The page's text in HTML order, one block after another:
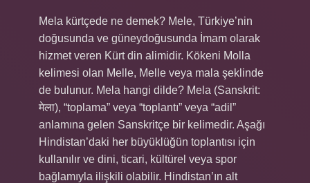
Mela kürtçede ne demek? Mele, Türkiye’nin
doğusunda ve güneydoğusunda İmam olarak
hizmet veren Kürt din alimidir. Kökeni Molla
kelimesi olan Melle, Melle veya mala şeklinde
de bulunur. Mela hangi dilde? Mela (Sanskrit:
मेला), “toplama” veya “toplantı” veya “adil”
anlamına gelen Sanskritçe bir kelimedir. Aşağı
Hindistan’daki her büyüklüğün toplantısı için
kullanılır ve dini, ticari, kültürel veya spor
bağlamıyla ilişkili olabilir. Hindistan’ın alt